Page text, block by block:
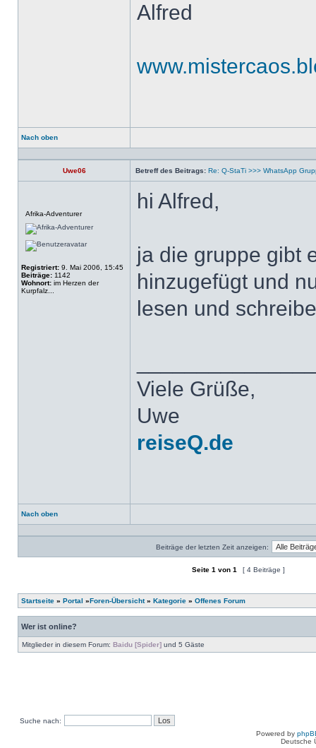
Alfred
Nach oben
Profil
Uwe06 Betreff des Beitrags: Re: Q-StaTi >>> WhatsApp
Afrika-Adventurer
Registriert: 9. Mai 2006, 15:45
Beiträge: 1142
Wohnort: im Herzen der
Kurpfalz...
hi Alfred,
ja die gruppe gibt
hinzugefügt und
lesen und
Viele Grüße,
Uwe
reiseQ.de
Nach oben
Profil
Beiträge der letzten Zeit anzeigen:
Seite 1 von 1 [ 4 Beiträge ]
Startseite » Portal »Foren-Übersicht» Kategorie » Offenes Forum
Wer ist online?
Mitglieder in diesem Forum: Baidu [Spider] und 5 Gäste
Suche nach:
Powered by
Deutsche